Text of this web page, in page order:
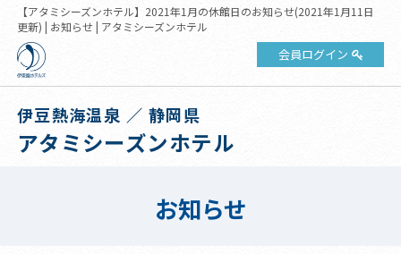
【アタミシーズンホテル】2021年1月の休館日のお知らせ(2021年1月11日
更新) | お知らせ | アタミシーズンホテル
会員ログイン
伊豆熱海温泉 ／ 静岡県
アタミシーズンホテル
お知らせ